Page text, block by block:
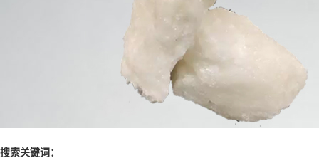
搜索关键词：